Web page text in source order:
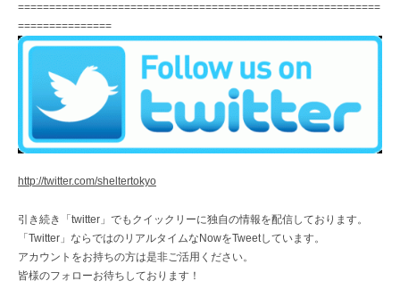
==========================================================
===============
http://twitter.com/sheltertokyo
引き続き「twitter」でもクイックリーに独自の情報を配信しております。
「Twitter」ならではのリアルタイムなNowをTweetしています。
アカウントをお持ちの方は是非ご活用ください。
皆様のフォローお待ちしております！